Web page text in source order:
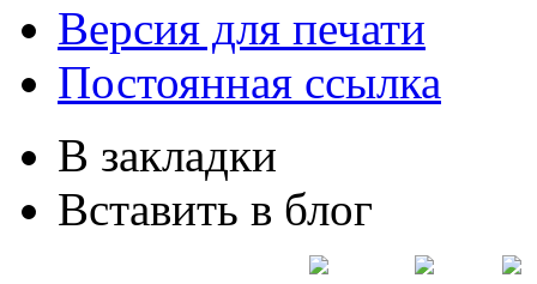
Версия для печати
Постоянная ссылка
В закладки
Вставить в блог